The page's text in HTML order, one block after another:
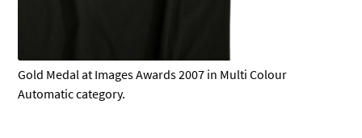
Gold Medal at Images Awards 2007 in Multi Colour
Automatic category.